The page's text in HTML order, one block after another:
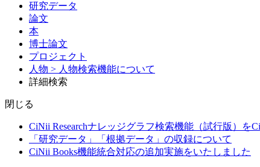
研究データ
論文
本
博士論文
プロジェクト
人物 > 人物検索機能について
詳細検索
閉じる
CiNii Researchナレッジグラフ検索機能（試行版）を
「研究データ」「根拠データ」の収録について
CiNii Books機能統合対応の追加実施をいたしました